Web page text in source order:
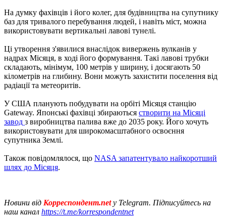
На думку фахівців і його колег, для будівництва на супутнику
баз для тривалого перебування людей, і навіть міст, можна
використовувати вертикальні лавові тунелі.
Ці утворення з'явилися внаслідок вивержень вулканів у
надрах Місяця, в ході його формування. Такі лавові трубки
складають, мінімум, 100 метрів у ширину, і досягають 50
кілометрів на глибину. Вони можуть захистити поселення від
радіації та метеоритів.
У США планують побудувати на орбіті Місяця станцію
Gateway. Японські фахівці збираються створити на Місяці
завод з виробництва палива вже до 2035 року. Його хочуть
використовувати для широкомасштабного освоєння
супутника Землі.
Також повідомлялося, що NASA запатентувало найкоротший
шлях до Місяця.
Новини від Корреспондент.netу Telegram. Підписуйтесь на
наш канал https://t.me/korrespondentnet